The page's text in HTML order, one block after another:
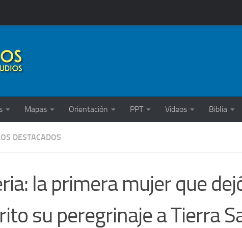
Mapas Orientación PPT Videos Biblia
DESTACADOS
la primera mujer que
su peregrinaje a Tierra